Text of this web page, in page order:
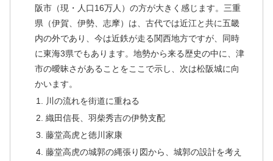
阪市（現・人口16万人）の方が大きく感じます。三重
県（伊賀、伊勢、志摩）は、古代では近江と共に五畿
内の外であり、今は近鉄が走る関西地方ですが、同時
に東海3県でもあります。地勢から来る歴史の中に、津
市の曖昧さがあることをここで示し、次は松阪城に向
かいます。
川の流れを街道に重ねる
織田信長、羽柴秀吉の伊勢支配
藤堂高虎と徳川家康
藤堂高虎の城郭の縄張り図から、城郭の設計を考え